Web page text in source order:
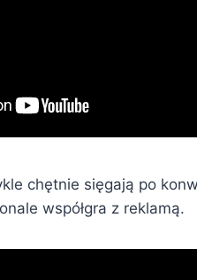
chętnie sięgają po
współgra z reklamą.